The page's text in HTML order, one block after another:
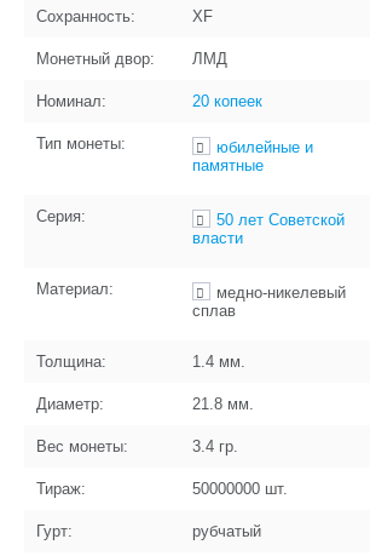
Сохранность: XF
Монетный двор: ЛМД
Номинал: 20 копеек
Тип монеты:
юбилейные и
памятные
Серия:
50 лет Советской
власти
Материал:
медно-никелевый
сплав
Толщина: 1.4 мм.
Диаметр: 21.8 мм.
Вес монеты: 3.4 гр.
Тираж: 50000000 шт.
Гурт: рубчатый